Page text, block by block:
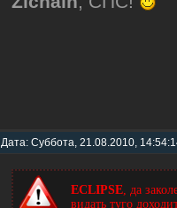
Дата: Суббота, 21.08.2010,
ECLIPSE, да
видать туго